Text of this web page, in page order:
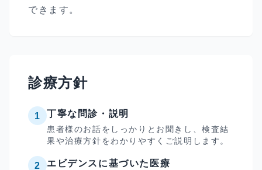
できます。
診療方針
1 丁寧な問診・説明
患者様のお話をしっかりとお聞きし、検査結
果や治療方針をわかりやすくご説明します。
2 エビデンスに基づいた医療